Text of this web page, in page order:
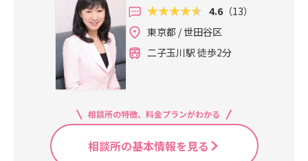
4.6 （13）
東京都 / 世田谷区
二子玉川駅 徒歩2分
相談所の特徴、料金プランがわかる
相談所の基本情報を見る